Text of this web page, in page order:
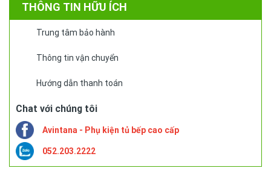
THÔNG TIN HỮU ÍCH
Trung tâm bảo hành
Thông tin vận chuyển
Hướng dẫn thanh toán
Chat với chúng tôi
Avintana - Phụ kiện tủ bếp cao cấp
052.203.2222